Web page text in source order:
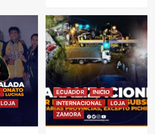
LOJA
ECUADOR
INICIO
INTERNACIONAL
LOJA
ZAMORA